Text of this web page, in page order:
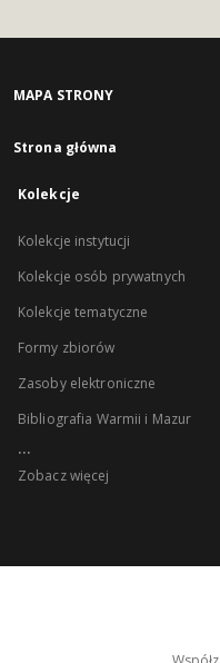
MAPA STRONY
Strona główna
Kolekcje
Kolekcje instytucji
Kolekcje osób prywatnych
Kolekcje tematyczne
Formy zbiorów
Zasoby elektroniczne
Bibliografia Warmii i Mazur
...
Zobacz więcej